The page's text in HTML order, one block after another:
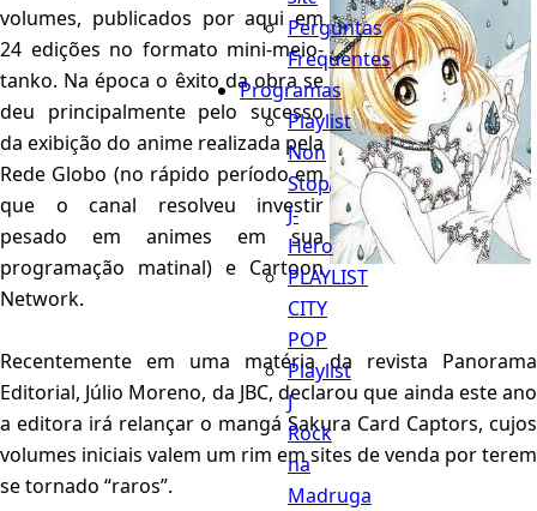
Perguntas
Frequentes
Programas
Playlist
Non
Stop
J-
Hero
PLAYLIST
CITY
POP
Playlist
J
Rock
na
Madruga
volumes, publicados por aqui em
24 edições no formato mini-meio-
tanko. Na época o êxito da obra se
deu principalmente pelo sucesso
da exibição do anime realizada pela
Rede Globo (no rápido período em
que o canal resolveu investir
pesado em animes em sua
programação matinal) e Cartoon
Network.
Recentemente em uma matéria da revista Panorama
Editorial, Júlio Moreno, da JBC, declarou que ainda este ano
a editora irá relançar o mangá Sakura Card Captors, cujos
volumes iniciais valem um rim em sites de venda por terem
se tornado “raros”.